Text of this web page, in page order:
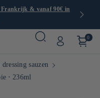
Frankrijk & vanaf 90€ in
0
dressing sauzen
⋅ 236ml